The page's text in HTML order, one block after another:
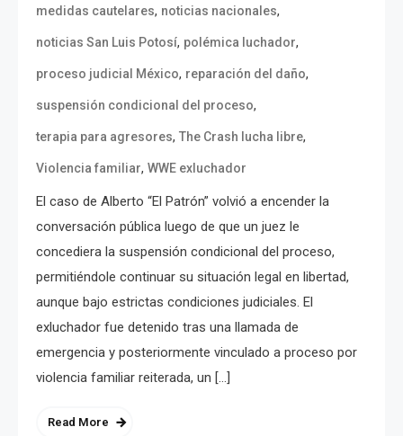
medidas cautelares, noticias nacionales,
noticias San Luis Potosí, polémica luchador,
proceso judicial México, reparación del daño,
suspensión condicional del proceso,
terapia para agresores, The Crash lucha libre,
Violencia familiar, WWE exluchador
El caso de Alberto “El Patrón” volvió a encender la
conversación pública luego de que un juez le
concediera la suspensión condicional del proceso,
permitiéndole continuar su situación legal en libertad,
aunque bajo estrictas condiciones judiciales. El
exluchador fue detenido tras una llamada de
emergencia y posteriormente vinculado a proceso por
violencia familiar reiterada, un […]
Read More